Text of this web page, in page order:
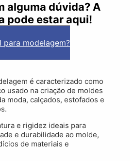
alguma dúvida? A
pode estar aqui!
para modelagem?
é caracterizado como
usado na criação de moldes
moda, calçados, estofados e
e rigidez ideais para
e durabilidade ao molde,
de materiais e